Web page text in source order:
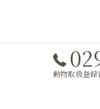
動物取扱登